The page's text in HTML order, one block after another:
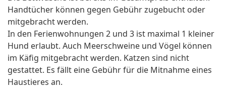
Handtücher können gegen Gebühr zugebucht oder
mitgebracht werden.
In den Ferienwohnungen 2 und 3 ist maximal 1 kleiner
Hund erlaubt. Auch Meerschweine und Vögel können
im Käfig mitgebracht werden. Katzen sind nicht
gestattet. Es fällt eine Gebühr für die Mitnahme eines
Haustieres an.